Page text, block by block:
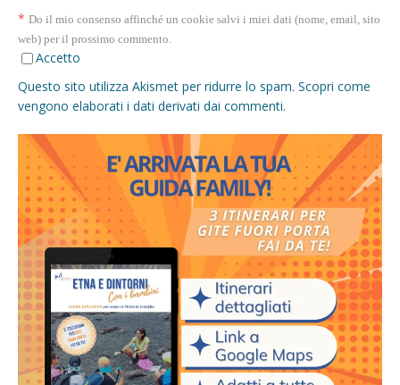
* Do il mio consenso affinché un cookie salvi i miei dati (nome, email, sito
web) per il prossimo commento.
Accetto
Questo sito utilizza Akismet per ridurre lo spam. Scopri come
vengono elaborati i dati derivati dai commenti.